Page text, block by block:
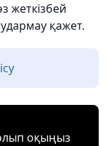
жеткізбей
қажет.
оқыңыз